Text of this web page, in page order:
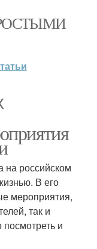
на российском
В его
мероприятия,
так и
и